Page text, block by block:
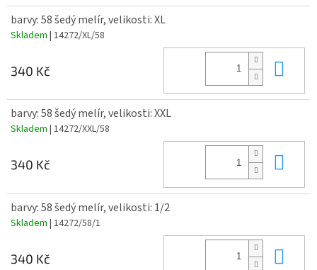
barvy: 58 šedý melír, velikosti: XL
Skladem | 14272/XL/58
340 Kč
barvy: 58 šedý melír, velikosti: XXL
Skladem | 14272/XXL/58
340 Kč
barvy: 58 šedý melír, velikosti: 1/2
Skladem | 14272/58/1
340 Kč